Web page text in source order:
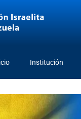
Institución